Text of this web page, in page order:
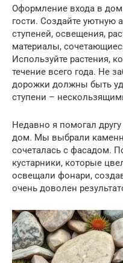
Оформление входа в дом
гости. Создайте
ступеней, освещения,
материалы,
Используйте растения,
течение всего года. Не
дорожки должны быть
ступени –
Недавно я помогал
дом. Мы выбрали
сочеталась с фасадом.
кустарники, которые
освещали фонари,
очень доволен